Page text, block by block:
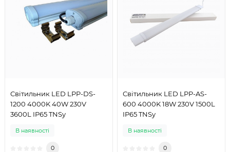
Світильник LED LPP-DS-
1200 4000K 40W 230V
3600L IP65 TNSy
В наявності
0
Світильник LED LPP-AS-
600 4000K 18W 230V 1500L
IP65 TNSy
В наявності
0